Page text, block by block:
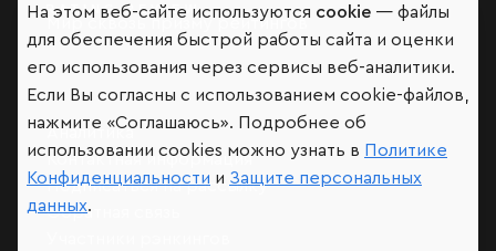
Мир сквозь призму рейтингов
Аналитика
Контактная информация
Подписаться на рассылку
Обратная связь
На этом веб-сайте используются cookie — файлы
для обеспечения быстрой работы сайта и оценки
его использования через сервисы веб-аналитики.
Если Вы согласны с использованием cookie-файлов,
нажмите «Соглашаюсь». Подробнее об
использовании cookies можно узнать в Политике
Конфиденциальности и Защите персональных
данных.